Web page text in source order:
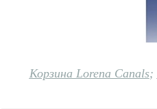
Корзина Lorena Canals;